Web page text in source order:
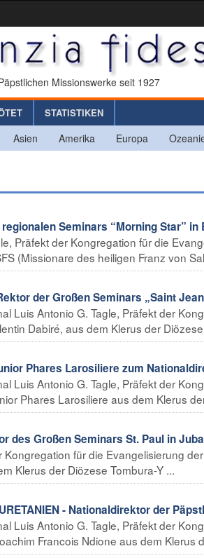
Missionswerke seit 1927
STATISTIKEN
Asien Amerika Europa
regionalen Seminars “Morning Star”
Präfekt der Kongregation für die
(Missionare des heiligen Franz von
der Großen Seminars „Saint
Luis Antonio G. Tagle, Präfekt der
Dabiré, aus dem Klerus der
Phares Larosiliere zum
Luis Antonio G. Tagle, Präfekt der
Phares Larosiliere aus dem Klerus
des Großen Seminars St. Paul in
Kongregation für die Evangelisierung
Klerus der Diözese Tombura-Y ...
- Nationaldirektor der
Luis Antonio G. Tagle, Präfekt der
Francois Ndione aus dem Klerus